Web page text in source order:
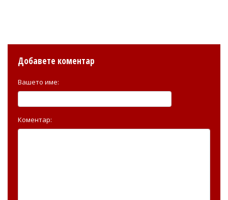
Добавете коментар
Вашето име:
Коментар: